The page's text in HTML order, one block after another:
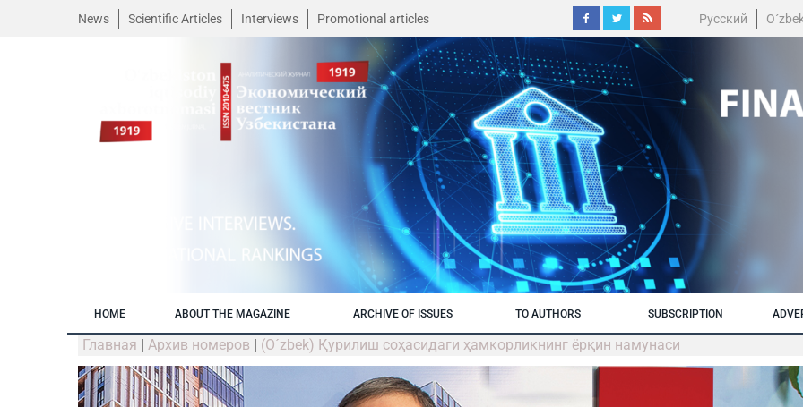
News Scientific Articles Interviews Promotional articles Русский
HOME ABOUT THE MAGAZINE ARCHIVE OF ISSUES TO AUTHORS SUBSCRIPTION
Главная | Архив номеров | (O´zbek) Қурилиш соҳасидаги ҳамкорликнинг ёрқин намунаcи